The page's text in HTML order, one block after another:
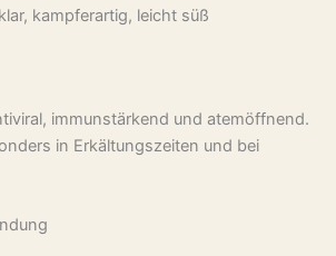
kampferartig, leicht süß
immunstärkend und atemöffnend.
in Erkältungszeiten und bei